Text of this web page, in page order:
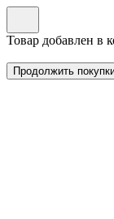
Товар добавлен в
Продолжить